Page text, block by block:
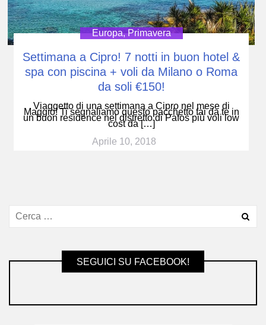
Europa,Primavera
Settimana a Cipro! 7 notti in buon hotel &
spa con piscina + voli da Milano o Roma
da soli €150!
Viaggetto di una settimana a Cipro nel mese di
Maggio! Ti segnaliamo questo pacchetto fai da te in
un buon residence nel distretto di Pafos più voli low
cost da […]
Aprile 10, 2018
SEGUICI SU FACEBOOK!